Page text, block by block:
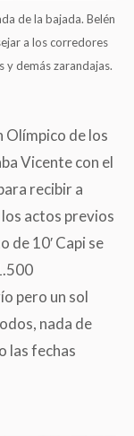
de la bajada. Belén
a los corredores
y demás zarandajas.
Olímpico de los
Vicente con el
recibir a
actos previos
de 10′ Capi se
pero un sol
nada de
las fechas